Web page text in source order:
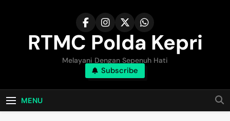
RTMC Polda Kepri
Melayani Dengan Sepenuh Hati
Subscribe
MENU